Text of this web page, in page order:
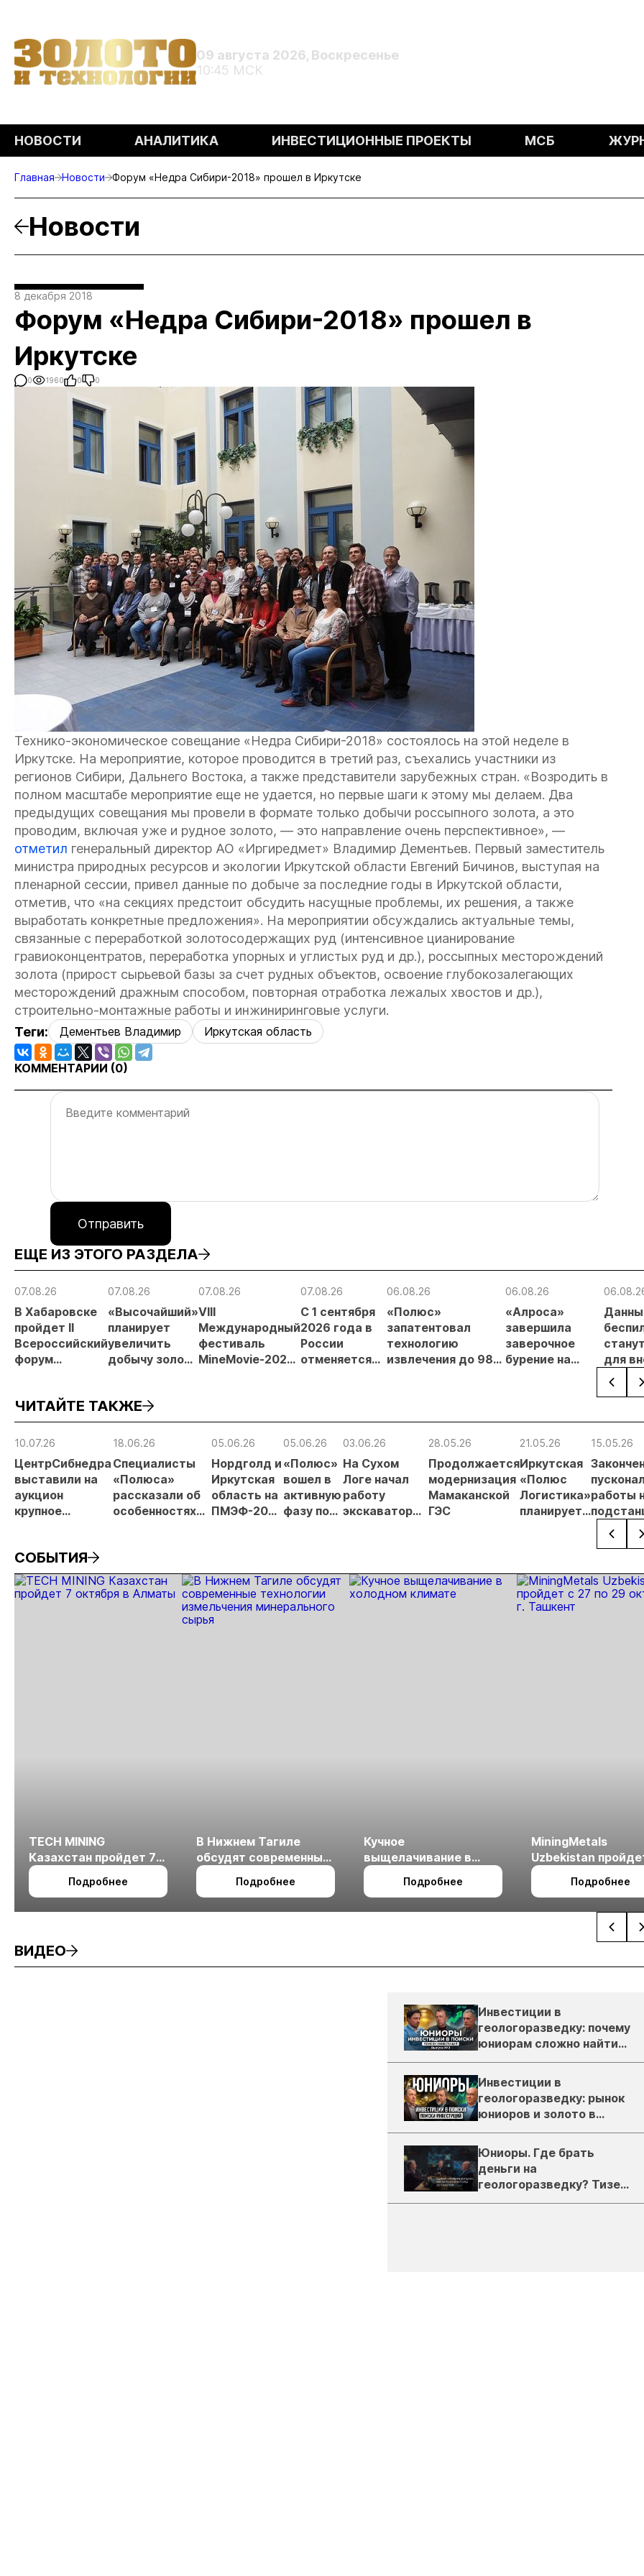
09 августа 2026, Воскресенье
10:45 МСК
НОВОСТИ АНАЛИТИКА ИНВЕСТИЦИОННЫЕ ПРОЕКТЫ МСБ
Главная Новости Форум «Недра Сибири-2018» прошел в Иркутске
Новости
8 декабря 2018
Форум «Недра Сибири-2018» прошел в
Иркутске
0 1960 0 0
Технико-экономическое совещание «Недра Сибири-2018» состоялось на этой неделе в
Иркутске. На мероприятие, которое проводится в третий раз, съехались участники из
регионов Сибири, Дальнего Востока, а также представители зарубежных стран. «Возродить в
полном масштабе мероприятие еще не удается, но первые шаги к этому мы делаем. Два
предыдущих совещания мы провели в формате только добычи россыпного золота, а это
проводим, включая уже и рудное золото, — это направление очень перспективное», —
отметил генеральный директор АО «Иргиредмет» Владимир Дементьев. Первый заместитель
министра природных ресурсов и экологии Иркутской области Евгений Бичинов, выступая на
пленарной сессии, привел данные по добыче за последние годы в Иркутской области,
отметив, что «на секциях предстоит обсудить насущные проблемы, их решения, а также
выработать конкретные предложения». На мероприятии обсуждались актуальные темы,
связанные с переработкой золотосодержащих руд (интенсивное цианирование
гравиоконцентратов, переработка упорных и углистых руд и др.), россыпных месторождений
золота (прирост сырьевой базы за счет рудных объектов, освоение глубокозалегающих
месторождений дражным способом, повторная отработка лежалых хвостов и др.),
строительно-монтажные работы и инжиниринговые услуги.
Теги:
Дементьев Владимир Иркутская область
КОММЕНТАРИИ (0)
Отправить
ЕЩЕ ИЗ ЭТОГО РАЗДЕЛА
07.08.26
В Хабаровске
пройдет II
Всероссийский
форум
России»
07.08.26
«Высочайший»
планирует
увеличить
добычу золота
07.08.26
VIII
Международный
фестиваль
MineMovie-2026
07.08.26
С 1 сентября
2026 года в
России
отменяется
отраслевые
риски и
МСБ
06.08.26
«Полюс»
запатентовал
технологию
извлечения до 98%
06.08.26
«Алроса»
завершила
заверочное
бурение на
для
ЧИТАЙТЕ ТАКЖЕ
10.07.26
ЦентрСибнедра
выставили на
аукцион
крупное
Аканак-
Накатами с
запасами 530 кг
18.06.26
Специалисты
«Полюса»
рассказали об
особенностях
Сухой лог
05.06.26
Нордголд и
Иркутская
область на
ПМЭФ-2026
«Урях»
05.06.26
«Полюс»
вошел в
активную
фазу по
03.06.26
На Сухом
Логе начал
работу
экскаватор
28.05.26
Продолжается
модернизация
Мамаканской
ГЭС
21.05.26
Иркутская
«Полюс
Логистика»
планирует
15.05.26
работы
«Витим»
«Сухой
СОБЫТИЯ
TECH MINING
Казахстан пройдет 7
октября в Алматы
Подробнее
В Нижнем Тагиле
обсудят современные
технологии
измельчения
Подробнее
Кучное
выщелачивание в
холодном климате
Подробнее
MiningMetals
Uzbekistan
27 по 29 октября в
Ташкент
Подробнее
ВИДЕО
Инвестиции в
геологоразведку: почему
юниорам сложно найти
деньги
Инвестиции в
геологоразведку: рынок
юниоров и золото в
России
Юниоры. Где брать
деньги на
геологоразведку? Тизер
подкаста ЗиТ №1